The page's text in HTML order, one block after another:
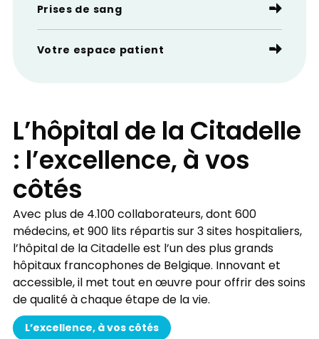
Prises de sang
Votre espace patient
L’hôpital de la Citadelle
: l’excellence, à vos
côtés
Avec plus de 4.100 collaborateurs, dont 600
médecins, et 900 lits répartis sur 3 sites hospitaliers,
l’hôpital de la Citadelle est l’un des plus grands
hôpitaux francophones de Belgique. Innovant et
accessible, il met tout en œuvre pour offrir des soins
de qualité à chaque étape de la vie.
L’excellence, à vos côtés